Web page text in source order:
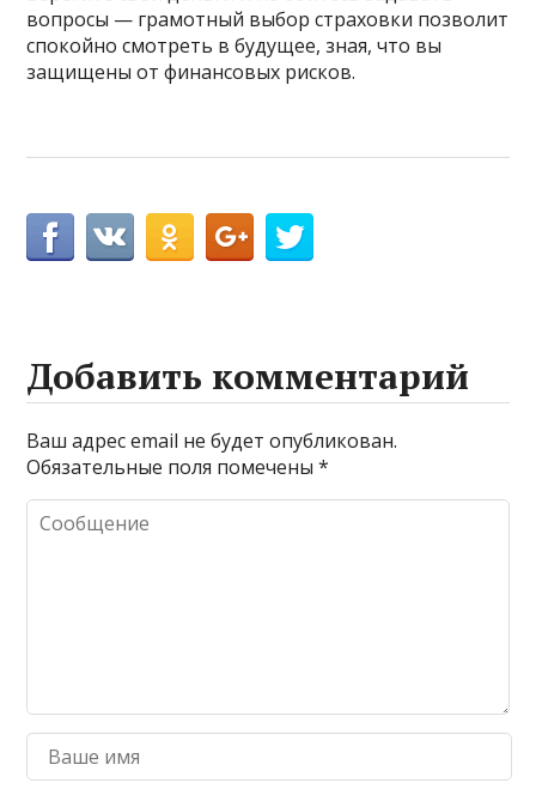
вопросы — грамотный выбор страховки позволит
спокойно смотреть в будущее, зная, что вы
защищены от финансовых рисков.
Добавить комментарий
Ваш адрес email не будет опубликован.
Обязательные поля помечены*